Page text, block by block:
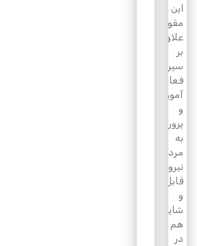
این
مقوله
علاوه
بر
سپردن
فعالیت‌های
آموزشی
و
پرورشی
به
مردم،
نیروهای
قابل
و
شایسته
هم
در